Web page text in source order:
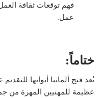
فهم توقعات ثقافة
عمل.
ختاماً:
يُعد فتح ألمانيا أبوابها
عظيمة للمهنيين المهرة من